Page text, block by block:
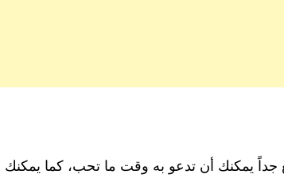
جداً يمكنك أن تدعو به وقت ما تحب، كما